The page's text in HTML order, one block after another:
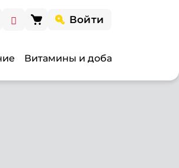
Войти
Витамины и добавки